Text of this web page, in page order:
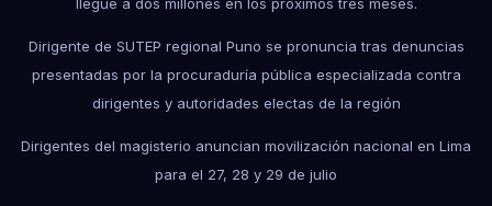
Dirigente de SUTEP regional Puno se pronuncia tras denuncias
presentadas por la procuraduría pública especializada contra
dirigentes y autoridades electas de la región
Dirigentes del magisterio anuncian movilización nacional en Lima
para el 27, 28 y 29 de julio